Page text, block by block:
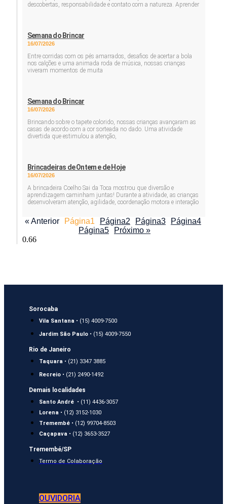
descobertas, responsabilidade e contato com a natureza. Aprender
Semana do Brincar
16/07/2026
Entre corridas com os pés amarrados, desafios de acertar a bola
nos calções e uma animada roda de música, nossas crianças
viveram momentos de muita
Semana do Brincar
16/07/2026
Brincando sobre o tapete colorido, nossas crianças avançaram as
casas de acordo com a cor sorteada no dado. Uma atividade
divertida que estimulou a atenção,
Brincadeiras de Ontem e de Hoje
16/07/2026
A brincadeira Coelho Sai da Toca mostrou que diversão e
aprendizagem caminham juntas! Durante a atividade, as crianças
desenvolveram atenção, agilidade, coordenação motora e interação
« Anterior Página1 Página2 Página3 Página4
Página5 Próximo »
Sorocaba
Vila Santana • (15) 4009-7500
Jardim São Paulo • (15) 4009-7550
Rio de Janeiro
Taquara • (21) 3347 3885
Recreio • (21) 2490-1492
Demais localidades
Santo André • (11) 4436-3057
Lorena • (12) 3152-1030
Tremembé • (12) 99704-8503
Caçapava • (12) 3653-3527
Tremembé/SP
Termo de Colaboração
OUVIDORIA